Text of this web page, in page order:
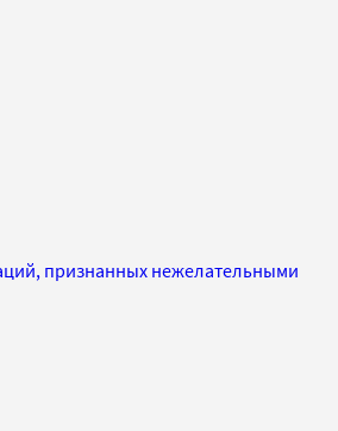
признанных нежелательными